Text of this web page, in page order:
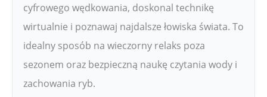
cyfrowego wędkowania, doskonal technikę
wirtualnie i poznawaj najdalsze łowiska świata. To
idealny sposób na wieczorny relaks poza
sezonem oraz bezpieczną naukę czytania wody i
zachowania ryb.